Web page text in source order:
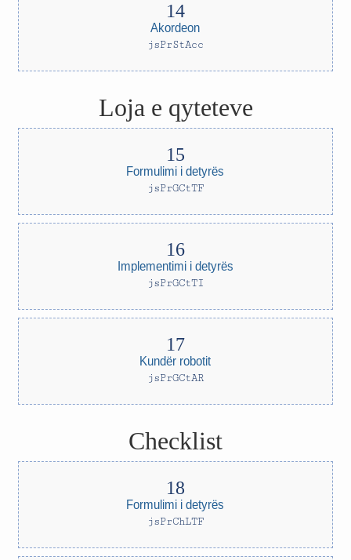
Akordeon
jsPrStAcc
Loja e qyteteve
Formulimi i detyrës
jsPrGCtTF
Implementimi i detyrës
jsPrGCtTI
Kundër robotit
jsPrGCtAR
Checklist
Formulimi i detyrës
jsPrChLTF